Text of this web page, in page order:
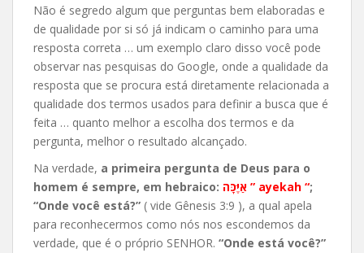
Não é segredo algum que perguntas bem elaboradas e
de qualidade por si só já indicam o caminho para uma
resposta correta … um exemplo claro disso você pode
observar nas pesquisas do Google, onde a qualidade da
resposta que se procura está diretamente relacionada a
qualidade dos termos usados para definir a busca que é
feita … quanto melhor a escolha dos termos e da
pergunta, melhor o resultado alcançado.
Na verdade, a primeira pergunta de Deus para o
homem é sempre, em hebraico:
אַיֶּכָּה ” ayekah “;
“Onde você está?” ( vide Gênesis 3:9 ), a qual apela
para reconhecermos como nós nos escondemos da
verdade, que é o próprio SENHOR. “Onde está você?”